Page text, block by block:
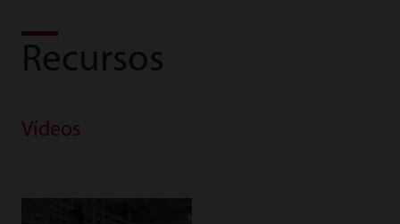
Recursos
Vídeos